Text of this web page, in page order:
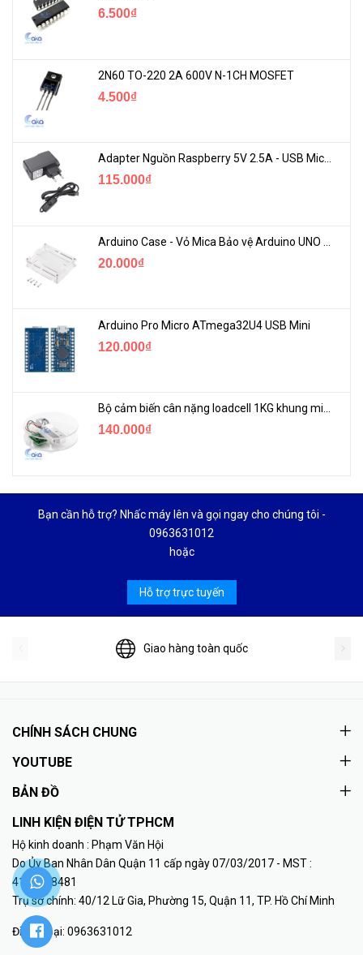
6.500₫
2N60 TO-220 2A 600V N-1CH MOSFET
4.500₫
Adapter Nguồn Raspberry 5V 2.5A - USB Micro Có Công Tắc
115.000₫
20.000₫
Arduino Pro Micro ATmega32U4 USB Mini
120.000₫
Bộ cảm biến cân nặng loadcell 1KG khung mica
140.000₫
Bạn cần hỗ trợ? Nhấc máy lên và gọi ngay cho chúng tôi -
0963631012
hoặc
Hỗ trợ trực tuyến
Giao hàng toàn quốc
CHÍNH SÁCH CHUNG
YOUTUBE
BẢN ĐỒ
LINH KIỆN ĐIỆN TỬ TPHCM
Hộ kinh doanh : Phạm Văn Hội
Do Ủy Ban Nhân Dân Quận 11 cấp ngày 07/03/2017 - MST :
41K8018481
Trụ sở chính: 40/12 Lữ Gia, Phường 15, Quận 11, TP. Hồ Chí Minh
Điện thoại: 0963631012